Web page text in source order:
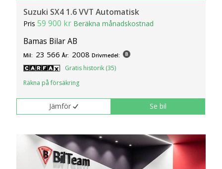
Suzuki SX4 1.6 VVT Automatisk
Pris59 900 kr Beräkna månadskostnad
Bamas Bilar AB
Mil: 23 566 År: 2008 Drivmedel:
Gratis historik (35)
Räkna på försäkring
Jämför Se bil